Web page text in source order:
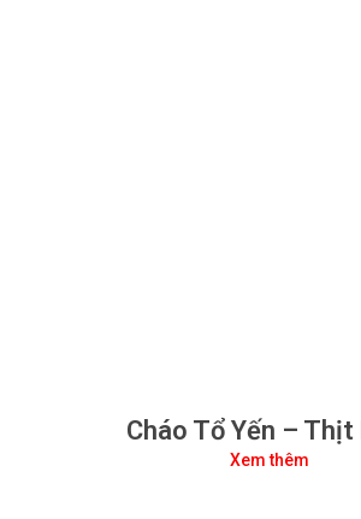
Cháo Tổ Yến – Thịt
Xem thêm